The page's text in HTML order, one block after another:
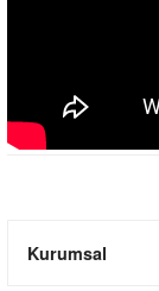
Kurumsal